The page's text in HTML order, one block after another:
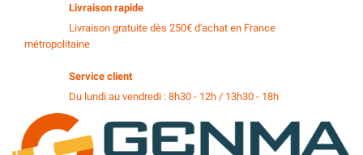
Livraison rapide
Livraison gratuite dès 250€ d'achat en France
métropolitaine
Service client
Du lundi au vendredi : 8h30 - 12h / 13h30 - 18h